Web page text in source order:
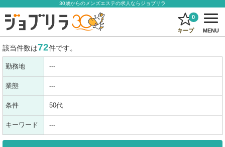
30歳からのメンズエステの求人ならジョブリラ
キープ
0
MENU
該当件数は72件です。
勤務地 ---
業態 ---
条件 50代
キーワード ---